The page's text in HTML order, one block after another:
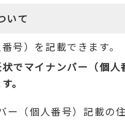
いて
号）を記載できます。
でマイナンバー（個
。
（個人番号）記載の